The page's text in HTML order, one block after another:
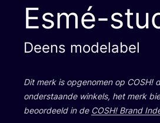
Esmé-
Deens modelabel
Dit merk is opge­no­men op COSH!
onder­staan­de win­kels, het merk
beoor­deeld in de COSH! Brand